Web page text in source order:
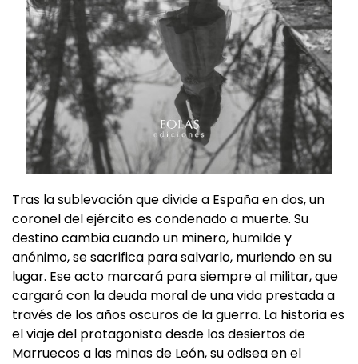
Tras la sublevación que divide a España en dos, un
coronel del ejército es condenado a muerte. Su
destino cambia cuando un minero, humilde y
anónimo, se sacrifica para salvarlo, muriendo en su
lugar. Ese acto marcará para siempre al militar, que
cargará con la deuda moral de una vida prestada a
través de los años oscuros de la guerra. La historia es
el viaje del protagonista desde los desiertos de